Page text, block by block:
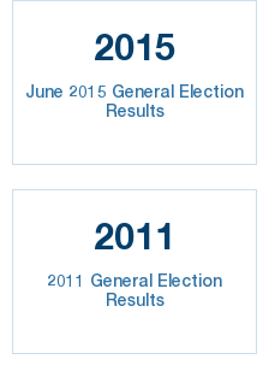
2015
June 2015 General Election
Results
2011
2011 General Election
Results